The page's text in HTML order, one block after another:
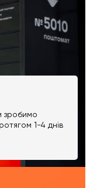
зробимо
1-4 днів